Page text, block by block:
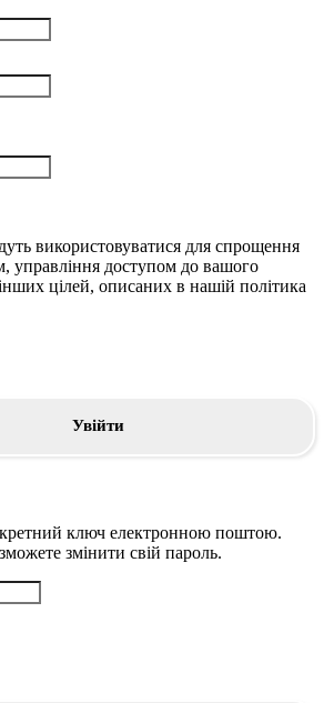
використовуватися для спрощення
управління доступом до вашого
цілей, описаних в нашій політика
Увійти
ключ електронною поштою.
змінити свій пароль.